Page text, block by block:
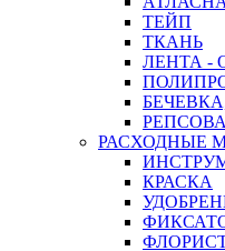
ТЕЙП
ТКАНЬ
ЛЕНТА -
РАСХОДНЫЕ
КРАСКА